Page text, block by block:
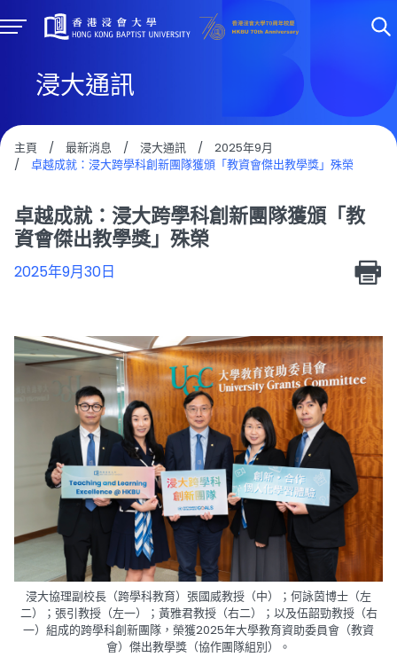
浸大通訊
主頁 / 最新消息 / 浸大通訊 /
2025年9月
/
卓越成就：浸大跨學科創新團隊獲頒「教資會傑出教學獎」殊榮
卓越成就：浸大跨學科創新團隊獲頒「教
資會傑出教學獎」殊榮
2025年9月30日
浸大協理副校長（跨學科教育）張國威教授（中）；何詠茵博士（左
二）；張引教授（左一）；黃雅君教授（右二）；以及伍韶勁教授（右
一）組成的跨學科創新團隊，榮獲2025年大學教育資助委員會（教資
會）傑出教學獎（協作團隊組別）。